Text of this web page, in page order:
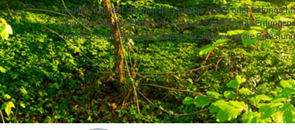
In dem Moment, da man die Erdungs-Platte oder Erdungs-
über die Erdungs-Platte und Erdungs-Matte in das
Die meisten merken dies sofort vor allen wenn die